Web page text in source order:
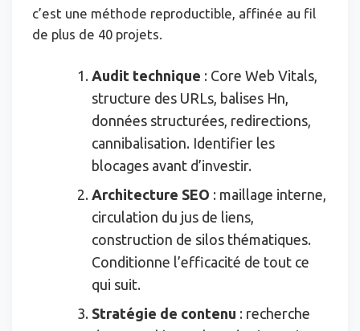
c’est une méthode reproductible, affinée au fil
de plus de 40 projets.
Audit technique : Core Web Vitals,
structure des URLs, balises Hn,
données structurées, redirections,
cannibalisation. Identifier les
blocages avant d’investir.
Architecture SEO : maillage interne,
circulation du jus de liens,
construction de silos thématiques.
Conditionne l’efficacité de tout ce
qui suit.
Stratégie de contenu : recherche